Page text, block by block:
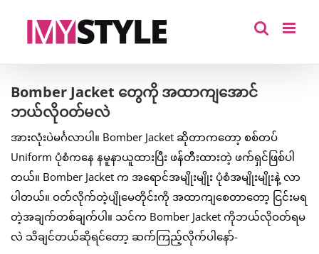
Bomber Jacket တွေကို အထာကျအောင်
ဘယ်လိုဝတ်မလဲ
အားလုံးပဲမင်္ဂလာပါ။ Bomber Jacket ဆိုတာကတော့ စစ်တပ်
Uniform ပုံစံကနေ နမူနာယူထားပြီး ဖန်တီးထားတဲ့ ဖက်ရှင်ဖြစ်ပါ
တယ်။ Bomber Jacket က အရောင်အမျိုးမျိုး ပုံစံအမျိုးမျိုးနဲ့ လာ
ပါတယ်။ ဝတ်လိုက်တဲ့ပျိုမေတိုင်းကို အထာကျစေတာတော့ ငြင်းမရ
တဲ့အချက်တစ်ချက်ပါ။ သင်က Bomber Jacket ကိုဘယ်လိုဝတ်ရမ
လဲ သိချင်တယ်ဆိုရင်တော့ ဆက်ကြည့်လိုက်ပါနော်-